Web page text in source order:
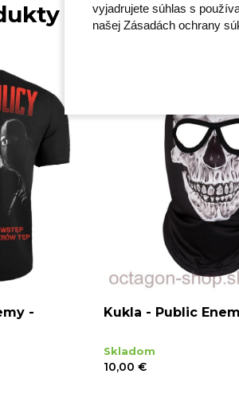
-
Kukla - Public
Skladom
10,00 €
vyjadrujete súhlas s
našej Zásadách ochrany